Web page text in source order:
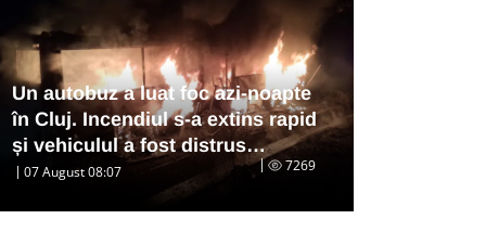
Un autobuz a luat foc azi-noapte
în Cluj. Incendiul s-a extins rapid
și vehiculul a fost distrus…
07 August 08:07 7269